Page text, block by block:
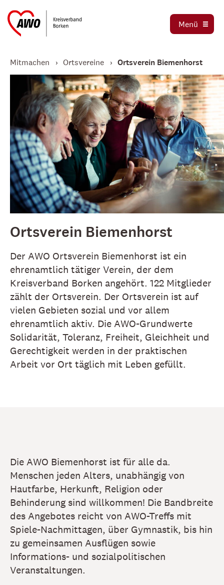
Menü
Ortsvereine
Mitmachen
Ortsvereine Ortsverein Biemenhorst
Ortsverein Biemenhorst
Der AWO Ortsverein Biemenhorst ist ein
ehrenamtlich tätiger Verein, der dem
Kreisverband Borken angehört. 122 Mitglieder
zählt der Ortsverein. Der Ortsverein ist auf
vielen Gebieten sozial und vor allem
ehrenamtlich aktiv. Die AWO-Grundwerte
Solidarität, Toleranz, Freiheit, Gleichheit und
Gerechtigkeit werden in der praktischen
Arbeit vor Ort täglich mit Leben gefüllt.
Die AWO Biemenhorst ist für alle da.
Menschen jeden Alters, unabhängig von
Hautfarbe, Herkunft, Religion oder
Behinderung sind willkommen! Die Bandbreite
des Angebotes reicht von AWO-Treffs mit
Spiele-Nachmittagen, über Gymnastik, bis hin
zu gemeinsamen Ausflügen sowie
Informations- und sozialpolitischen
Veranstaltungen.